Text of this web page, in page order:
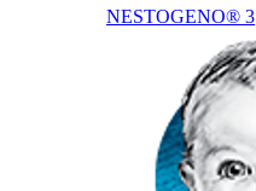
NESTOGENO® 3